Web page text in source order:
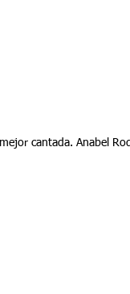
cantada. Anabel